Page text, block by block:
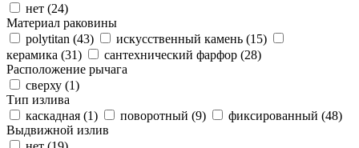
нет (24)
Материал раковины
polytitan (43) искусственный камень (15)
керамика (31) сантехнический фарфор (28)
Расположение рычага
сверху (1)
Тип излива
каскадная (1) поворотный (9) фиксированный (48)
Выдвижной излив